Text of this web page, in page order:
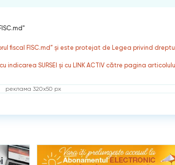
fiscal FISC.md” și este protejat de Legea privind
SURSEI și cu LINK ACTIV către pagina
реклама 320x50 px